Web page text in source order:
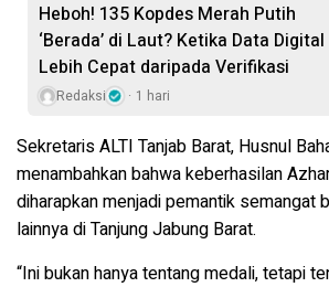
Heboh! 135 Kopdes Merah Putih
‘Berada’ di Laut? Ketika Data Digital
Lebih Cepat daripada Verifikasi
Redaksi 1 hari
Sekretaris ALTI Tanjab Barat, Husnul
menambahkan bahwa keberhasilan
diharapkan menjadi pemantik semangat
lainnya di Tanjung Jabung Barat.
“Ini bukan hanya tentang medali, tetapi